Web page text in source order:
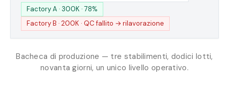
FactoryA · 300K · 78%
FactoryB · 200K · QC fallito → rilavorazione
Bacheca di produzione — tre stabilimenti, dodici lotti,
novanta giorni, un unico livello operativo.